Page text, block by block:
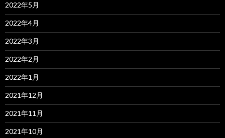
2022年5月
2022年4月
2022年3月
2022年2月
2022年1月
2021年12月
2021年11月
2021年10月